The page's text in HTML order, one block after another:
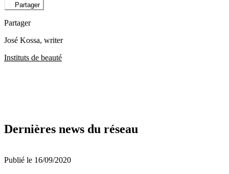
Partager
Partager
José Kossa, writer
Instituts de beauté
Dernières news du réseau
Publié le 16/09/2020